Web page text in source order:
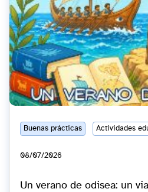
08/07/2026
Buenas prácticas Actividades
Un verano de odisea: un